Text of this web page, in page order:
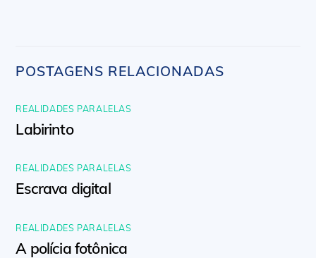
POSTAGENS RELACIONADAS
REALIDADES PARALELAS
Labirinto
REALIDADES PARALELAS
Escrava digital
REALIDADES PARALELAS
A polícia fotônica